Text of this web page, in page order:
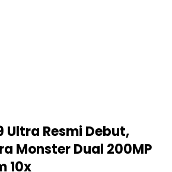
Ultra Resmi Debut,
Monster Dual 200MP
10x